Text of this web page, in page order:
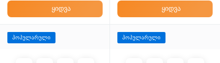
ყიდვა ყიდვა
პოპულარული პოპულარული